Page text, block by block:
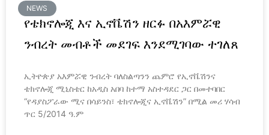
NEWS
የቴክኖሎጂ እና ኢኖቬሽን ዘርፉ በአእምሯዊ
ንብረት መብቶች መደገፍ እንደሚገባው ተገለጸ
ኢትዮጵያ አእምሯዊ ንብረት ባለስልጣንን ጨምሮ የኢኖቬሽንና
ቴክኖሎጂ ሚኒስቴር ከአዲስ አበባ ከተማ አስተዳደር ጋር በመተባበር
“የዳያስፖራው ሚና በሳይንስ፣ ቴክኖሎጂና ኢኖቬሽን” በሚል መሪ ሃሳብ
ጥር 5/2014 ዓ.ም